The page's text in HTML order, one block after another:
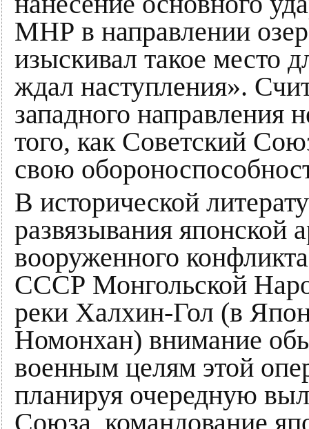
МНР в направлении
изыскивал такое место
ждал наступления».
западного направления
того, как Советский
свою
В исторической
развязывания японской
вооруженного
СССР Монгольской
реки Халхин-Гол (в
Номонхан) внимание
военным целям этой
планируя очередную
Союза, командование